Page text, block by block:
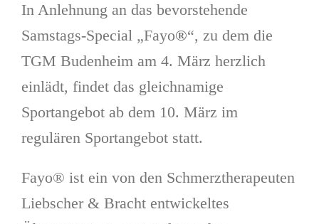
In Anlehnung an das bevorstehende
Samstags-Special „Fayo®“, zu dem die
TGM Budenheim am 4. März herzlich
einlädt, findet das gleichnamige
Sportangebot ab dem 10. März im
regulären Sportangebot statt.
Fayo® ist ein von den Schmerztherapeuten
Liebscher & Bracht entwickeltes